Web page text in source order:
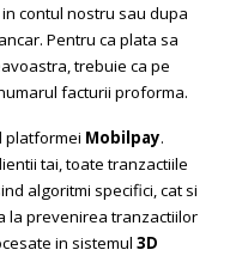
contul nostru sau dupa
Pentru ca plata sa
trebuie ca pe
facturii proforma.
platformei Mobilpay.
tai, toate tranzactiile
algoritmi specifici, cat si
la prevenirea tranzactiilor
in sistemul 3D